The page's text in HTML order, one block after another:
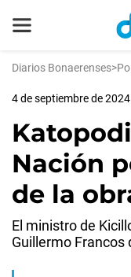
Diarios Bonaerenses>
4 de septiembre de 2024
Nación
de la
El ministro de
Guillermo Francos